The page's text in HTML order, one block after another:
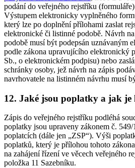
podání do veřejného rejstříku
Výstupem elektronicky vyplněného
který lze po doplnění přílohami zaslat
elektronické či listinné podobě. Návrh
podobě musí být podepsán uznávaným
podle zákona upravujícího elektronický
Sb., o elektronickém podpisu) nebo
schránky osoby, jež návrh na zápis
navrhovatele na listinném návrhu musí
12. Jaké jsou poplatky a jak je
Zápis do veřejného rejstříku podléhá
poplatky jsou upraveny zákonem č.
poplatcích (dále jen „ZSP“). Výši
poplatků, který je přílohou tohoto
na zahájení řízení ve věcech veřejného
položka 11 Sazebníku.